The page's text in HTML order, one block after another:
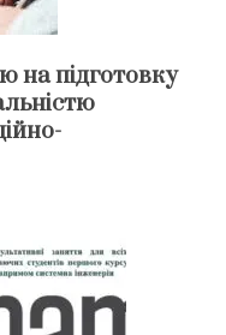
на підготовку